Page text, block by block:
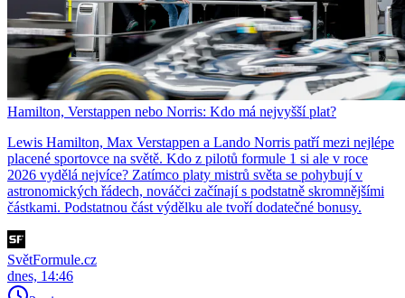
Hamilton, Verstappen nebo Norris: Kdo má nejvyšší plat?
Lewis Hamilton, Max Verstappen a Lando Norris patří mezi nejlépe
placené sportovce na světě. Kdo z pilotů formule 1 si ale v roce
2026 vydělá nejvíce? Zatímco platy mistrů světa se pohybují v
astronomických řádech, nováčci začínají s podstatně skromnějšími
částkami. Podstatnou část výdělku ale tvoří dodatečné bonusy.
SvětFormule.cz
dnes, 14:46